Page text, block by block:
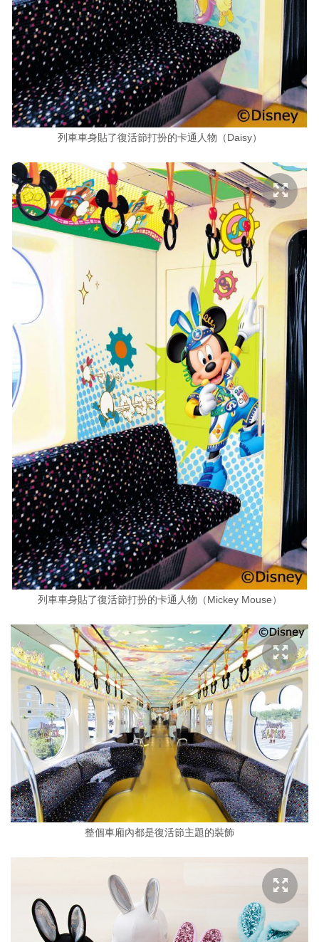
列車車身貼了復活節打扮的卡通人物（Daisy）
列車車身貼了復活節打扮的卡通人物（Mickey Mouse）
整個車廂內都是復活節主題的裝飾